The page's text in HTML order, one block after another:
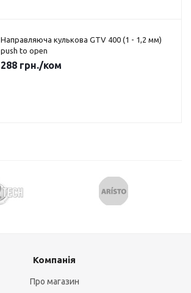
Направляюча кулькова GTV 400 (1 - 1,2 мм)
push to open
288 грн./ком
Компанія
Про магазин